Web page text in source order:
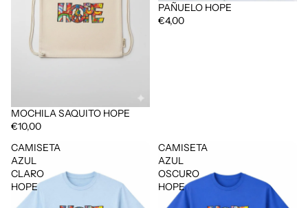
MOCHILA SAQUITO HOPE
€10,00
PAÑUELO HOPE
€4,00
CAMISETA
AZUL
CLARO
HOPE
CAMISETA
AZUL
OSCURO
HOPE